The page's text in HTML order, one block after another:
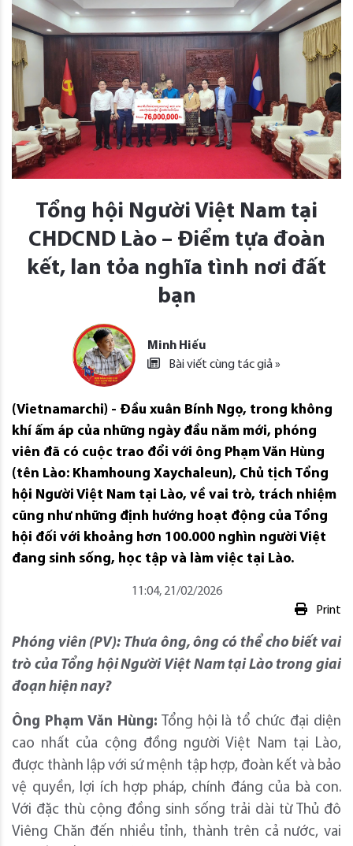
Tổng hội Người Việt Nam tại
CHDCND Lào – Điểm tựa đoàn
kết, lan tỏa nghĩa tình nơi đất
bạn
Minh Hiếu
Bài viết cùng tác giả »
(Vietnamarchi) - Đầu xuân Bính Ngọ, trong không
khí ấm áp của những ngày đầu năm mới, phóng
viên đã có cuộc trao đổi với ông Phạm Văn Hùng
(tên Lào: Khamhoung Xaychaleun), Chủ tịch Tổng
hội Người Việt Nam tại Lào, về vai trò, trách nhiệm
cũng như những định hướng hoạt động của Tổng
hội đối với khoảng hơn 100.000 nghìn người Việt
đang sinh sống, học tập và làm việc tại Lào.
11:04, 21/02/2026
Print
Phóng viên (PV): Thưa ông, ông có thể cho biết vai
trò của Tổng hội Người Việt Nam tại Lào trong giai
đoạn hiện nay?
Ông Phạm Văn Hùng: Tổng hội là tổ chức đại diện
cao nhất của cộng đồng người Việt Nam tại Lào,
được thành lập với sứ mệnh tập hợp, đoàn kết và bảo
vệ quyền, lợi ích hợp pháp, chính đáng của bà con.
Với đặc thù cộng đồng sinh sống trải dài từ Thủ đô
Viêng Chăn đến nhiều tỉnh, thành trên cả nước, vai